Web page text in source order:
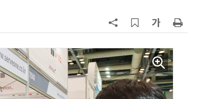
박…2년치 이익 넘어서
매 300만개 돌파
9 “쿠팡 7월 추정 결제액 10.9% 감소”